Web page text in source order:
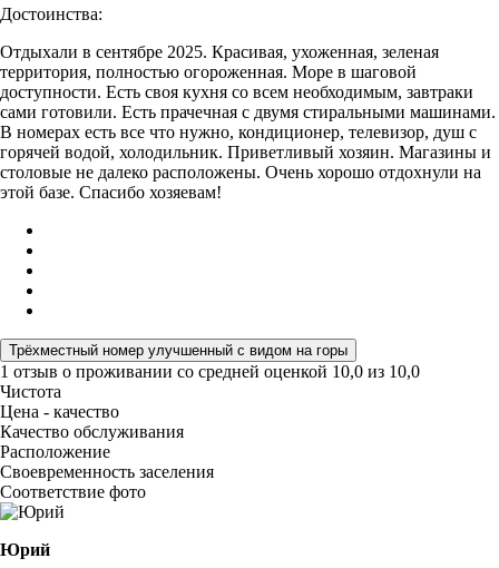
Достоинства:
Отдыхали в сентябре 2025. Красивая, ухоженная, зеленая
территория, полностью огороженная. Море в шаговой
доступности. Есть своя кухня со всем необходимым, завтраки
сами готовили. Есть прачечная с двумя стиральными машинами.
В номерах есть все что нужно, кондиционер, телевизор, душ с
горячей водой, холодильник. Приветливый хозяин. Магазины и
столовые не далеко расположены. Очень хорошо отдохнули на
этой базе. Спасибо хозяевам!
Трёхместный номер улучшенный с видом на горы
1 отзыв о проживании со средней оценкой 10,0 из 10,0
Чистота
Цена - качество
Качество обслуживания
Расположение
Своевременность заселения
Соответствие фото
Юрий